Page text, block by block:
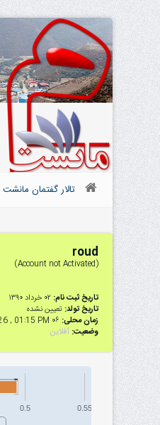
تالار گفتمان مانشت
roud
(Account not Activated)
تاریخ ثبت نام: ۰۲ خرداد ۱۳۹۰
تاریخ تولد: تعیین نشده
زمان محلی: ۰۶ August 2026 , 01:15 PM
وضعیت: آفلاین
0.5 0.55